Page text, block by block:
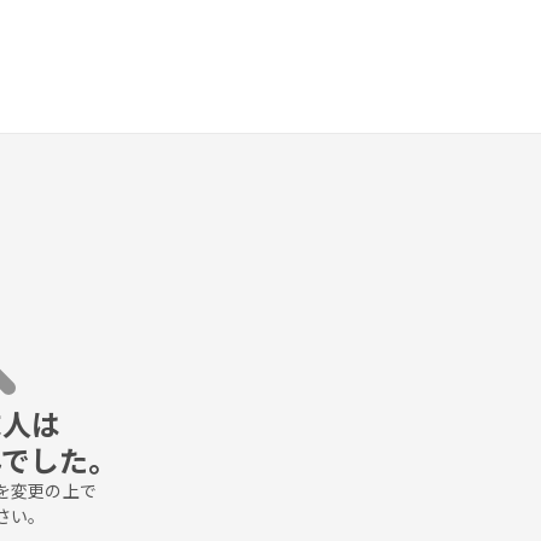
は
した。
変更の上で
。